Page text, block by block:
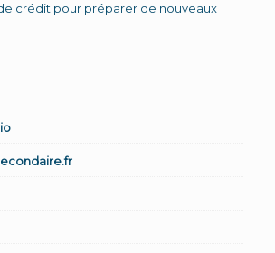
crédit pour préparer de nouveaux